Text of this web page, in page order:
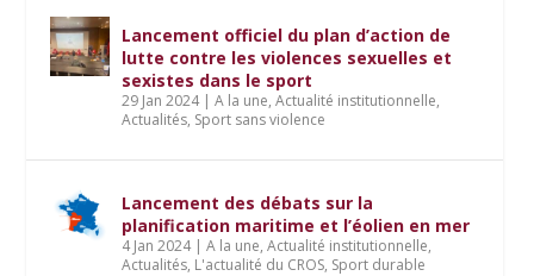
Lancement officiel du plan d’action de
lutte contre les violences sexuelles et
sexistes dans le sport
29 Jan 2024|A la une,Actualité institutionnelle,
Actualités, Sport sans violence
Lancement des débats sur la
planification maritime et l’éolien en mer
4 Jan 2024|A la une,Actualité institutionnelle,
Actualités, L'actualité du CROS, Sport durable